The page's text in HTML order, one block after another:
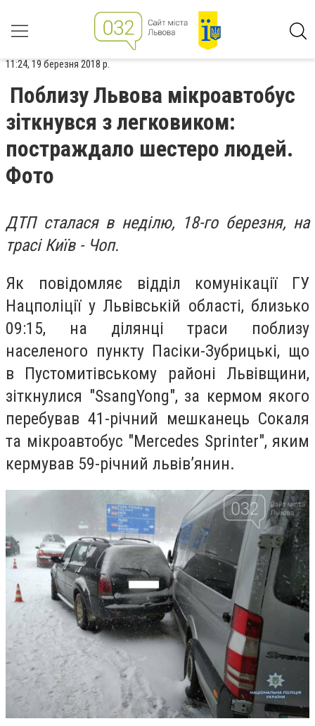
11:24, 19 березня 2018 р.
Поблизу Львова мікроавтобус
зіткнувся з легковиком:
постраждало шестеро людей.
Фото
ДТП сталася в неділю, 18-го березня, на
трасі Київ - Чоп.
Як повідомляє відділ комунікації ГУ
Нацполіції у Львівській області, близько
09:15, на ділянці траси поблизу
населеного пункту Пасіки-Зубрицькі, що
в Пустомитівському районі Львівщини,
зіткнулися "SsangYong", за кермом якого
перебував 41-річний мешканець Сокаля
та мікроавтобус "Mercedes Sprinter", яким
кермував 59-річний львів’янин.